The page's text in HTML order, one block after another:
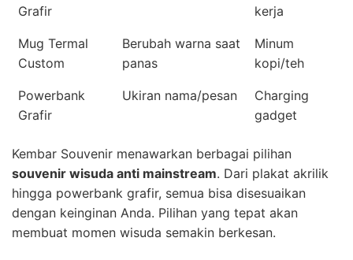
Grafir
kerja
Mug Termal
Custom
Berubah warna saat
panas
Minum
kopi/teh
Powerbank
Grafir
Ukiran nama/pesan
Charging
gadget
Kembar Souvenir menawarkan berbagai pilihan
souvenir wisuda anti mainstream. Dari plakat akrilik
hingga powerbank grafir, semua bisa disesuaikan
dengan keinginan Anda. Pilihan yang tepat akan
membuat momen wisuda semakin berkesan.